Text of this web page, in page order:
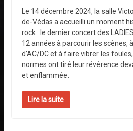
Le 14 décembre 2024, la salle
de-Védas a accueilli un moment
rock : le dernier concert des
12 années à parcourir les scènes,
d’AC/DC et à faire vibrer les
normes ont tiré leur révérence
et enflammée.
Lire la suite